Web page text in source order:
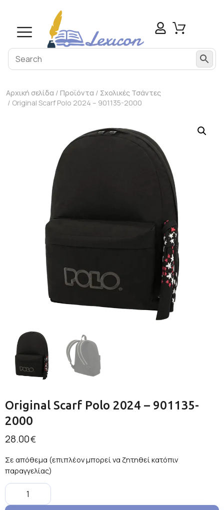
Αρχική σελίδα / Προϊόντα / Σχολικές Τσάντες
/ Original Scarf Polo 2024 – 901135-2000
Original Scarf Polo 2024 – 901135-
2000
28.00€
Σε απόθεμα (επιπλέον μπορεί να ζητηθεί κατόπιν
παραγγελίας)